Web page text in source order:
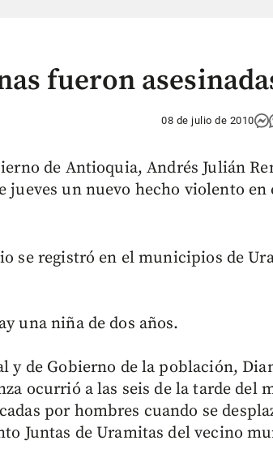
fueron
08 de julio de 2010
de Antioquia, Andrés Julián
jueves un nuevo hecho violento en
se registró en el municipios de
una niña de dos años.
y de Gobierno de la población,
ocurrió a las seis de la tarde del
por hombres cuando se
Juntas de Uramitas del vecino